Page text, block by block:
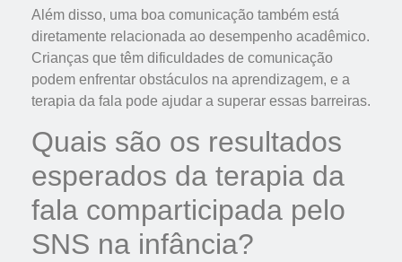
Além disso, uma boa comunicação também está
diretamente relacionada ao desempenho acadêmico.
Crianças que têm dificuldades de comunicação
podem enfrentar obstáculos na aprendizagem, e a
terapia da fala pode ajudar a superar essas barreiras.
Quais são os resultados
esperados da terapia da
fala comparticipada pelo
SNS na infância?